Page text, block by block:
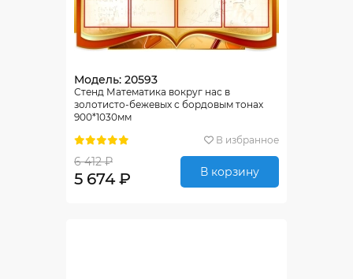
Модель: 20593
Стенд Математика вокруг нас в
золотисто-бежевых с бордовым тонах
900*1030мм
В избранное
6 412 ₽
5 674 ₽ В корзину